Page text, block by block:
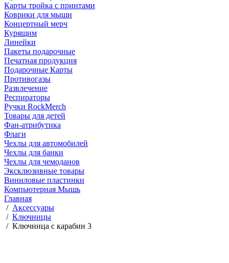
Карты тройка с принтами
Коврики для мыши
Концертный мерч
Курящим
Линейки
Пакеты подарочные
Печатная продукция
Подарочные Карты
Противогазы
Развлечение
Респираторы
Ручки RockMerch
Товары для детей
Фан-атрибутика
Флаги
Чехлы для автомобилей
Чехлы для банки
Чехлы для чемоданов
Эксклюзивные товары
Виниловые пластинки
Компьютерная Мышь
Главная
/ Аксессуары
/ Ключницы
/ Ключница с карабин 3